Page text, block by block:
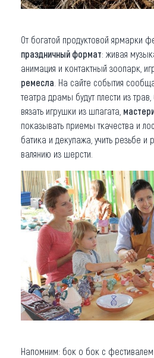
От богатой продуктовой ярмарки
праздничный формат: живая
анимация и контактный зоопарк,
ремесла . На сайте события
театра драмы будут плести из
вязать игрушки из шпагата,
показывать приемы ткачества и
батика и декупажа, учить резьбе и
валянию из шерсти.
Напомним: бок о бок с